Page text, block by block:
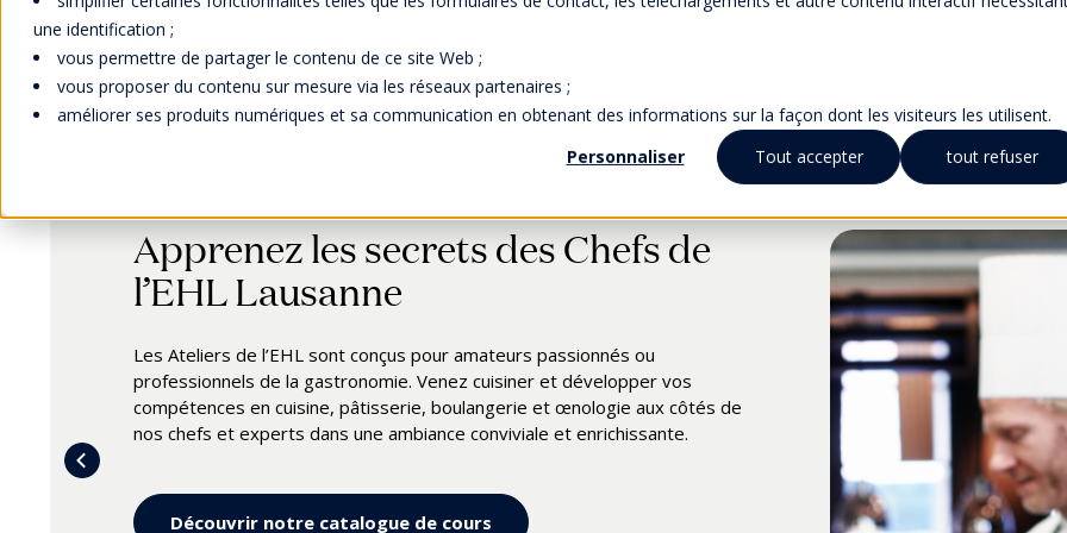
une identification ;
vous permettre de partager le contenu de ce site Web ;
vous proposer du contenu sur mesure via les réseaux partenaires ;
améliorer ses produits numériques et sa communication en obtenant des informations sur la façon dont les visiteurs les utilisent.
Personnaliser
Tout accepter tout refuser
Les Ateliers - Campus Lausanne
Les Ateliers sont en pause estivale
Les prochains ateliers seront mis en lignefin aoûtpour les ateliers
d'automne.
retour.
Apprenez les secrets des Chefs de
l’EHL Lausanne
Les Ateliers de l’EHL sont conçus pour amateurs passionnés ou
professionnels de la gastronomie. Venez cuisiner et développer vos
compétences en cuisine, pâtisserie, boulangerie et œnologie aux côtés de
nos chefs et experts dans une ambiance conviviale et enrichissante.
Découvrir notre catalogue de cours
Coffret Gourmet EHL
Découvrez le Coffret Gourmet EHL, le cadeau parfait pour les fêtes !
Élaboré par nos Meilleurs Ouvriers de France avec nos étudiants en arts
pratiques, ce coffret exclusif vous invite à un voyage culinaire inoubliable...
Disponible à la boutique EHL.